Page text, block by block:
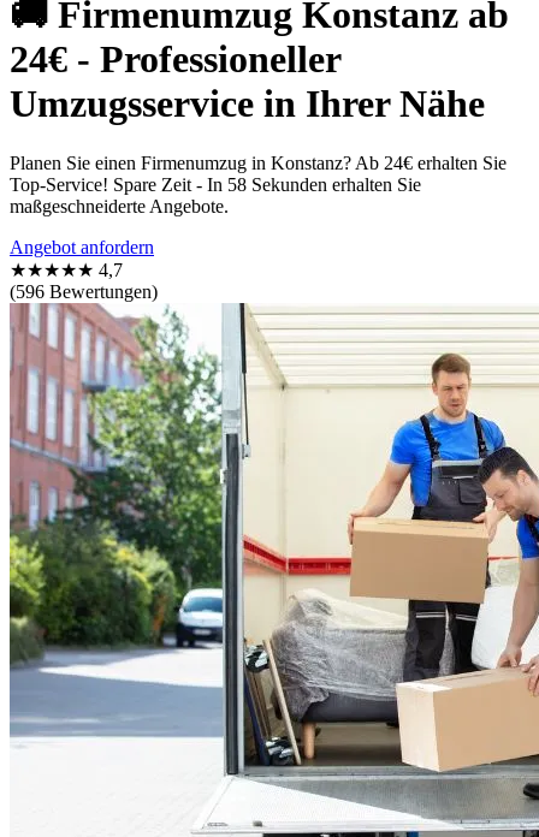
🚚 Firmenumzug Konstanz ab
24€ - Professioneller
Umzugsservice in Ihrer Nähe
Planen Sie einen Firmenumzug in Konstanz? Ab 24€ erhalten Sie
Top-Service! Spare Zeit - In 58 Sekunden erhalten Sie
maßgeschneiderte Angebote.
Angebot anfordern
★★★★★ 4,7
(596 Bewertungen)